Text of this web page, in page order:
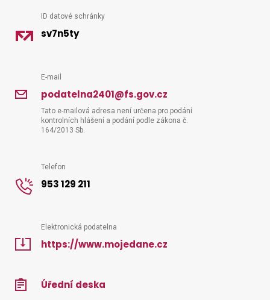
Vyhledat na webu
ID datové schránky
sv7n5ty
E-mail
podatelna2401@fs.gov.cz
Tato e-mailová adresa není určena pro podání
kontrolních hlášení a podání podle zákona č.
164/2013 Sb.
Telefon
953 129 211
Elektronická podatelna
https://www.mojedane.cz
Úřední deska